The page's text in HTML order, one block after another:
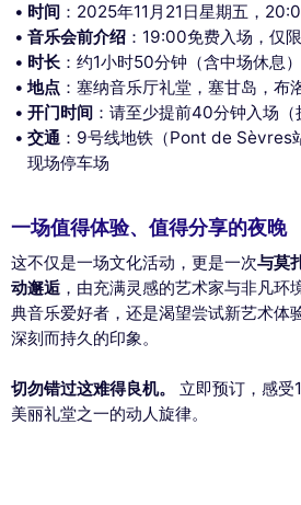
时间 ：2025年11月21日星期五，
音乐会前介绍 ：19:00免费入场，仅
时长 ：约1小时50分钟（含中场休息）
地点 ：塞纳音乐厅礼堂，塞甘岛，布
开门时间 ：请至少提前40分钟入场
交通 ：9号线地铁（Pont de Sèvres
现场停车场
一场值得体验、值得分享的夜晚
这不仅是一场文化活动，更是一次与莫
动邂逅 ，由充满灵感的艺术家与非凡环
典音乐爱好者，还是渴望尝试新艺术体
深刻而持久的印象。
切勿错过这难得良机。
立即预订，感受
美丽礼堂之一的动人旋律。